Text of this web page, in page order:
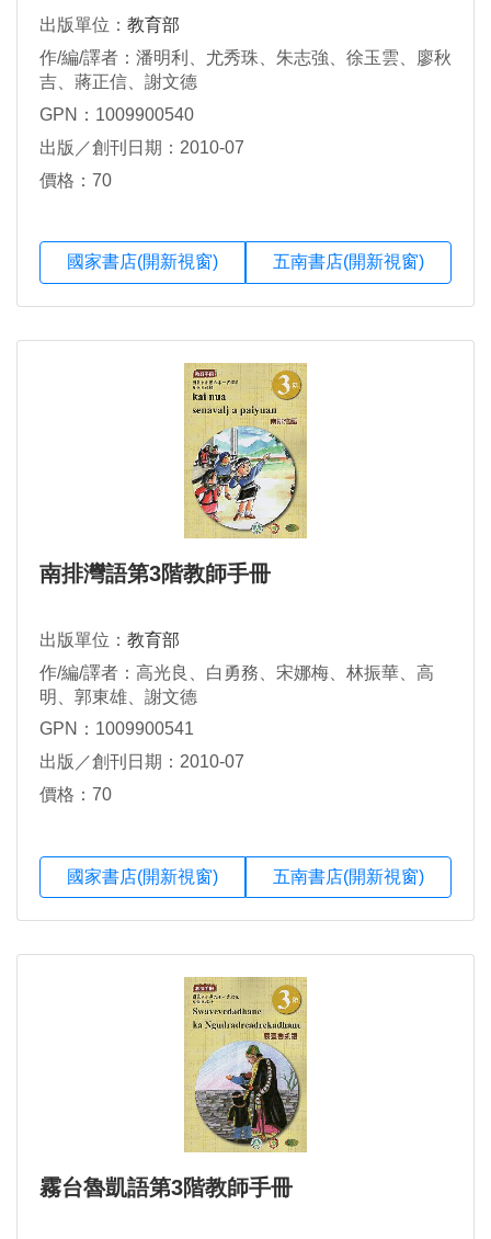
出版單位： 教育部
作/編/譯者：潘明利、尤秀珠、朱志強、徐玉雲、廖秋
吉、蔣正信、謝文德
GPN：1009900540
出版／創刊日期：2010-07
價格：70
國家書店(開新視窗) 五南書店(開新視窗)
南排灣語第3階教師手冊
出版單位： 教育部
作/編/譯者：高光良、白勇務、宋娜梅、林振華、高
明、郭東雄、謝文德
GPN：1009900541
出版／創刊日期：2010-07
價格：70
國家書店(開新視窗) 五南書店(開新視窗)
霧台魯凱語第3階教師手冊